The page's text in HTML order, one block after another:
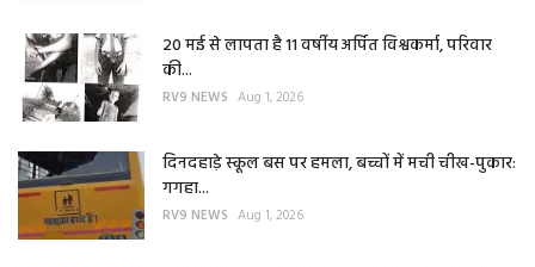
20 मई से लापता है 11 वर्षीय अर्पित विश्वकर्मा, परिवार
की...
RV9 NEWS Aug 1, 2026
दिनदहाड़े स्कूल बस पर हमला, बच्चों में मची चीख-पुकार:
गगहा...
RV9 NEWS Aug 1, 2026